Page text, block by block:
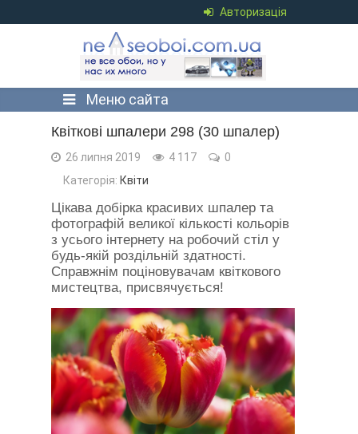
Авторизація
Меню сайта
Квіткові шпалери 298 (30 шпалер)
26 липня 2019 4 117
0
Категорія: Квіти
Цікава добірка красивих шпалер та
фотографій великої кількості кольорів
з усього інтернету на робочий стіл у
будь-якій роздільній здатності.
Справжнім поціновувачам квіткового
мистецтва, присвячується!